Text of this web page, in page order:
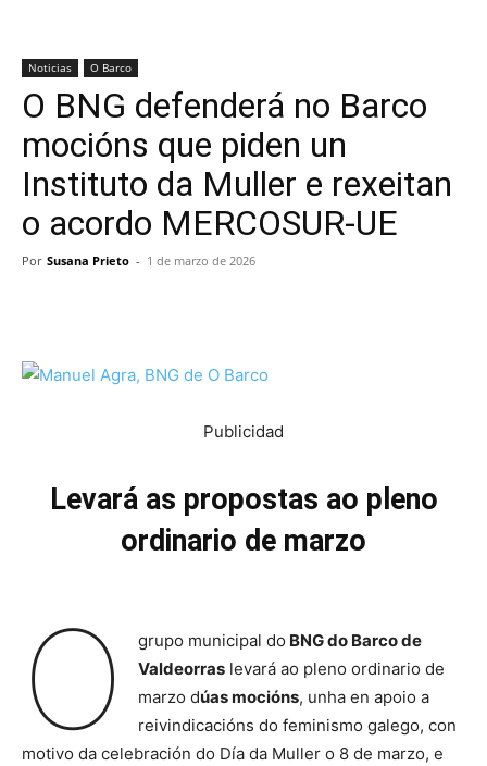
Noticias O Barco
O BNG defenderá no Barco
mocións que piden un
Instituto da Muller e rexeitan
o acordo MERCOSUR-UE
Por Susana Prieto - 1 de marzo de 2026
Publicidad
Levará as propostas ao pleno
ordinario de marzo
O grupo municipal do BNG do Barco de
Valdeorraslevará ao pleno ordinario de
marzo dúas mocións, unha en apoio a
reivindicacións do feminismo galego, con
motivo da celebración do Día da Muller o 8 de marzo, e